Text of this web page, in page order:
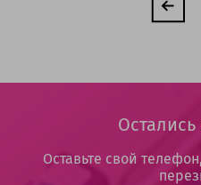
Оставьте свой